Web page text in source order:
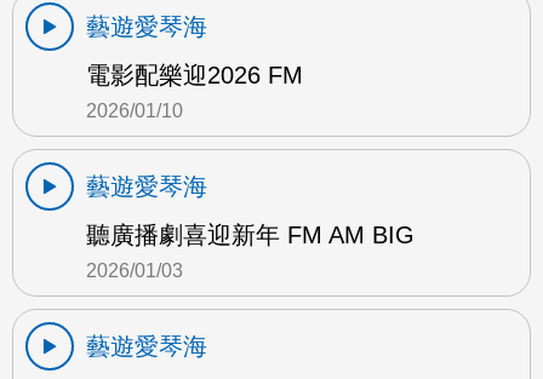
藝遊愛琴海
電影配樂迎2026 FM
2026/01/10
藝遊愛琴海
聽廣播劇喜迎新年 FM AM BIG
2026/01/03
藝遊愛琴海